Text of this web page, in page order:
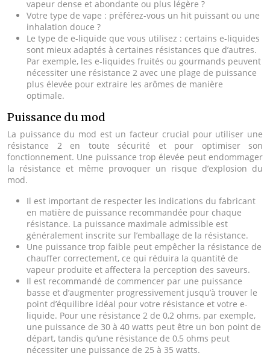
vapeur dense et abondante ou plus légère ?
Votre type de vape : préférez-vous un hit puissant ou une
inhalation douce ?
Le type de e-liquide que vous utilisez : certains e-liquides
sont mieux adaptés à certaines résistances que d’autres.
Par exemple, les e-liquides fruités ou gourmands peuvent
nécessiter une résistance 2 avec une plage de puissance
plus élevée pour extraire les arômes de manière
optimale.
Puissance du mod
La puissance du mod est un facteur crucial pour utiliser une
résistance 2 en toute sécurité et pour optimiser son
fonctionnement. Une puissance trop élevée peut endommager
la résistance et même provoquer un risque d’explosion du
mod.
Il est important de respecter les indications du fabricant
en matière de puissance recommandée pour chaque
résistance. La puissance maximale admissible est
généralement inscrite sur l’emballage de la résistance.
Une puissance trop faible peut empêcher la résistance de
chauffer correctement, ce qui réduira la quantité de
vapeur produite et affectera la perception des saveurs.
Il est recommandé de commencer par une puissance
basse et d’augmenter progressivement jusqu’à trouver le
point d’équilibre idéal pour votre résistance et votre e-
liquide. Pour une résistance 2 de 0,2 ohms, par exemple,
une puissance de 30 à 40 watts peut être un bon point de
départ, tandis qu’une résistance de 0,5 ohms peut
nécessiter une puissance de 25 à 35 watts.